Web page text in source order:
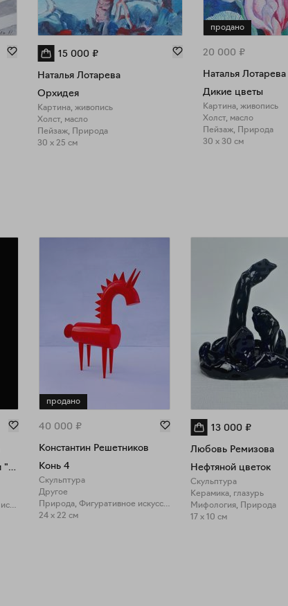
15 000 ₽
Наталья Лотарева
Орхидея
Картина, живопись
Холст, масло
Пейзаж, Природа
30 x 25 см
продано
20 000 ₽
Наталья Лотарева
Дикие цветы
Картина, живопись
Холст, масло
Пейзаж, Природа
30 x 30 см
Подсвечник из серии "Gum"
Природа, Фигуративное искусство
продано
40 000 ₽
Константин Решетников
Конь 4
Скульптура
Другое
Природа, Фигуративное искусство
24 x 22 см
13 000 ₽
Любовь Ремизова
Нефтяной цветок
Скульптура
Керамика, глазурь
Мифология, Природа
17 x 10 см